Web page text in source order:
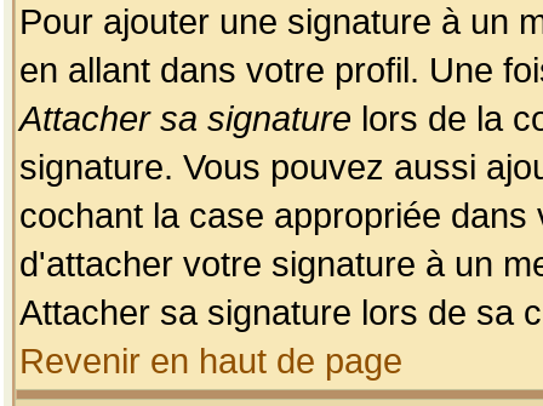
Pour ajouter une signature à un
en allant dans votre profil. Une
Attacher sa signature lors de la
signature. Vous pouvez aussi
cochant la case appropriée
d'attacher votre signature à un
Attacher sa signature lors de sa
Revenir en haut de page